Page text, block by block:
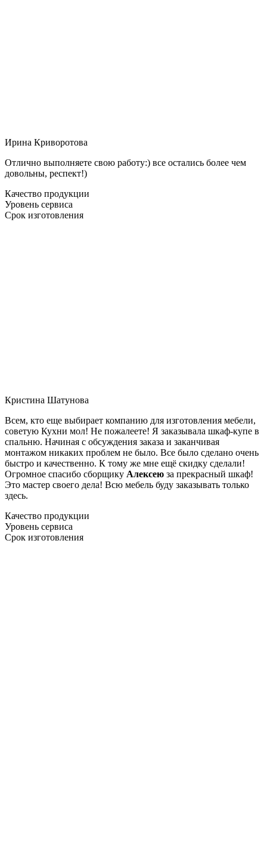
Ирина Криворотова
Отлично выполняете свою работу:) все остались более чем
довольны, респект!)
Качество продукции
Уровень сервиса
Срок изготовления
Кристина Шатунова
Всем, кто еще выбирает компанию для изготовления мебели,
советую Кухни мол! Не пожалеете! Я заказывала шкаф-купе в
спальню. Начиная с обсуждения заказа и заканчивая
монтажом никаких проблем не было. Все было сделано очень
быстро и качественно. К тому же мне ещё скидку сделали!
Огромное спасибо сборщику Алексею за прекрасный шкаф!
Это мастер своего дела! Всю мебель буду заказывать только
здесь.
Качество продукции
Уровень сервиса
Срок изготовления